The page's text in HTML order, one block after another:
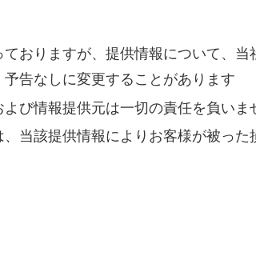
おりますが、提供情報について、当
告なしに変更することがあります
び情報提供元は一切の責任を負いま
当該提供情報によりお客様が被った